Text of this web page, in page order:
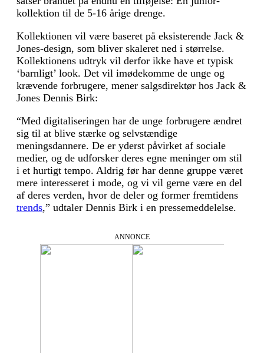
kollektion til de 5-16 årige drenge.
Kollektionen vil være baseret på eksisterende Jack &
Jones-design, som bliver skaleret ned i størrelse.
Kollektionens udtryk vil derfor ikke have et typisk
‘barnligt’ look. Det vil imødekomme de unge og
krævende forbrugere, mener salgsdirektør hos Jack &
Jones Dennis Birk:
“Med digitaliseringen har de unge forbrugere ændret
sig til at blive stærke og selvstændige
meningsdannere. De er yderst påvirket af sociale
medier, og de udforsker deres egne meninger om stil
i et hurtigt tempo. Aldrig før har denne gruppe været
mere interesseret i mode, og vi vil gerne være en del
af deres verden, hvor de deler og former fremtidens
trends,” udtaler Dennis Birk i en pressemeddelelse.
ANNONCE